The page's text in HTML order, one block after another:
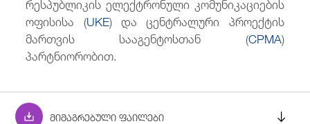
ოფისისა (UKE) და ცენტრალური პროექტის
მართვის სააგენტოსთან (CPMA)
პარტნიორობით.
მიმაგრებული ფაილები